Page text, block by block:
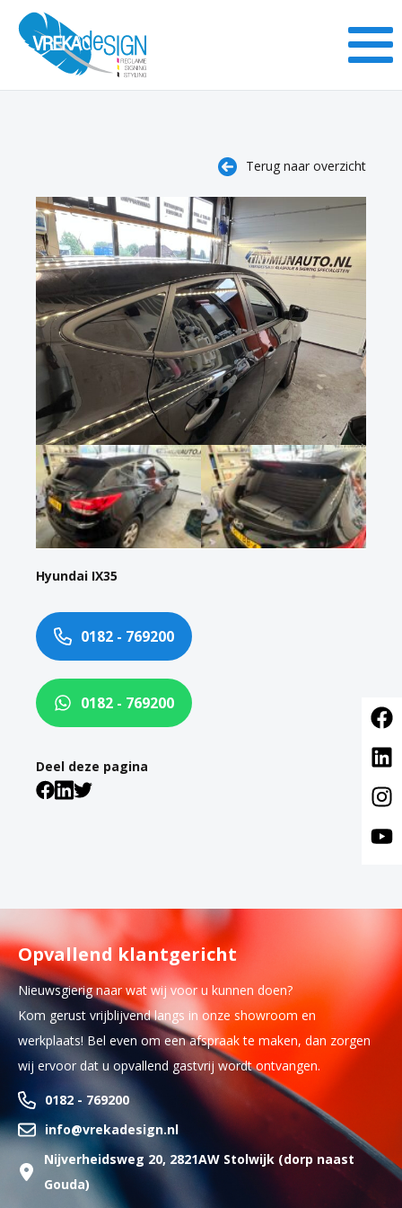
Terug naar overzicht
Hyundai IX35
0182 - 769200
0182 - 769200
Deel deze pagina
Opvallend klantgericht
Nieuwsgierig naar wat wij voor u kunnen doen?
Kom gerust vrijblijvend langs in onze showroom en
werkplaats! Bel even om een afspraak te maken, dan zorgen
wij ervoor dat u opvallend gastvrij wordt ontvangen.
0182 - 769200
info@vrekadesign.nl
Nijverheidsweg 20, 2821AW Stolwijk (dorp naast
Gouda)